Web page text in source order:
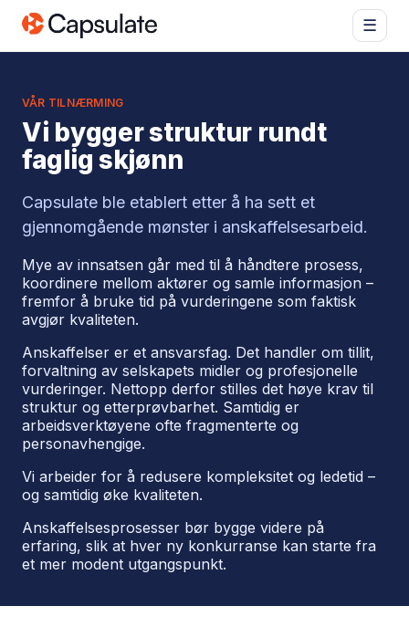
☰
VÅR TILNÆRMING
Vi bygger struktur rundt
faglig skjønn
Capsulate ble etablert etter å ha sett et
gjennomgående mønster i anskaffelsesarbeid.
Mye av innsatsen går med til å håndtere prosess,
koordinere mellom aktører og samle informasjon –
fremfor å bruke tid på vurderingene som faktisk
avgjør kvaliteten.
Anskaffelser er et ansvarsfag. Det handler om tillit,
forvaltning av selskapets midler og profesjonelle
vurderinger. Nettopp derfor stilles det høye krav til
struktur og etterprøvbarhet. Samtidig er
arbeidsverktøyene ofte fragmenterte og
personavhengige.
Vi arbeider for å redusere kompleksitet og ledetid –
og samtidig øke kvaliteten.
Anskaffelsesprosesser bør bygge videre på
erfaring, slik at hver ny konkurranse kan starte fra
et mer modent utgangspunkt.